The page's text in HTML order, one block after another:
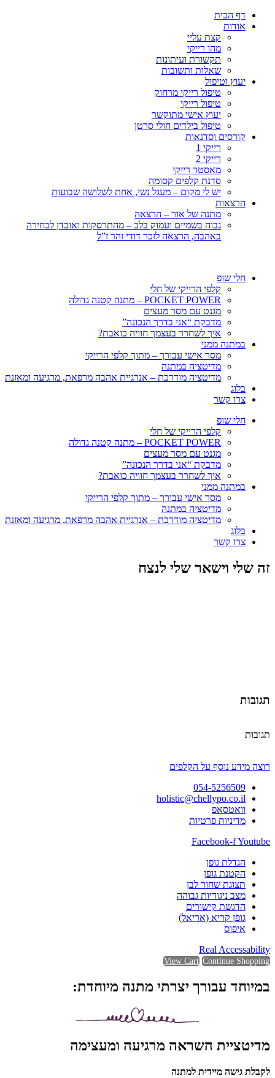
דף הבית
אודות
קצת עליי
מהו רייקי
תקשורת ועיתונות
שאלות ותשובות
יעוץ וטיפול
טיפול רייקי מרחוק
טיפול רייקי
יעוץ אישי מתוקשר
טיפול בילדים חולי סרטן
קורסים וסדנאות
רייקי 1
רייקי 2
מאסטר רייקי
סדנת קלפים קסומה
יש לי מקום – מעגל נשי, אחת לשלושה שבועות
הרצאות
מתנה של אור – הרצאה
גבוה בשמיים ועמוק בלב – מהתרסקות ואובדן לבחירה
באהבה, הרצאה לזכר דודי זהר ז”ל
חלי שופ
קלפי הרייקי של חלי
POCKET POWER – מתנה קטנה גדולה
מגנט עם מסר מעצים
מדבקת “אני בדרך הנכונה”
איך לשחרר בעצמך חוויה כואבת?
במתנה ממני
מסר אישי עבורך – מתוך קלפי הרייקי
מדיטציה במתנה
מדיטציה מודרכת – אנרגיית אהבה מרפאת, מרגיעה ומאזנת
בלוג
צרו קשר
חלי שופ
קלפי הרייקי של חלי
POCKET POWER – מתנה קטנה גדולה
מגנט עם מסר מעצים
מדבקת “אני בדרך הנכונה”
איך לשחרר בעצמך חוויה כואבת?
במתנה ממני
מסר אישי עבורך – מתוך קלפי הרייקי
מדיטציה במתנה
מדיטציה מודרכת – אנרגיית אהבה מרפאת, מרגיעה ומאזנת
בלוג
צרו קשר
זה שלי וישאר שלי לנצח
תגובות
תגובות
רוצה מידע נוסף על הקלפים
054-5256509
holistic@chellypo.co.il
וואטסאפ
מדיניות פרטיות
Facebook-fYoutube
הגדלת גופן
הקטנת גופן
תצוגת שחור לבן
מצב ניגודיות גבוהה
הדגשת קישורים
גופן קריא (אריאל)
איפוס
Real Accessability
View Cart Continue Shopping
במיוחד עבורך יצרתי מתנה מיוחדת:
מדיטציית השראה מרגיעה ומעצימה
לקבלת גישה מיידית למתנה